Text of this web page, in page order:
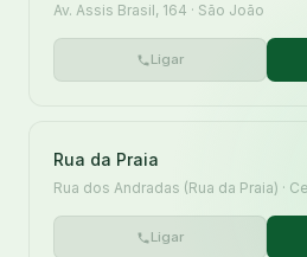
Av. Assis Brasil, 164 · São João
Ligar
Rua da Praia
Rua dos Andradas (Rua da Praia) ·
Ligar